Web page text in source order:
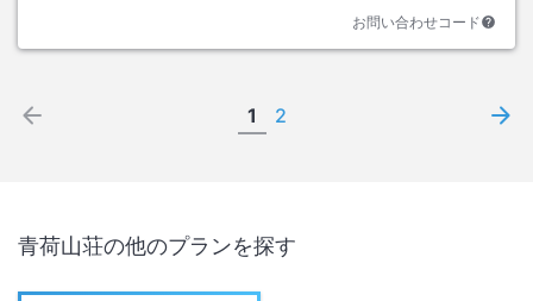
お問い合わせコード
1 2
青荷山荘の他のプランを探す